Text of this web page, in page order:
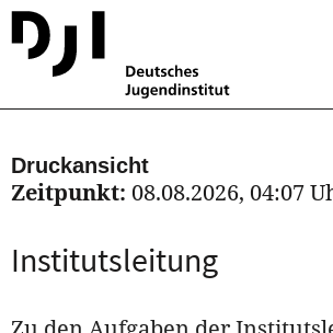
Druckansicht
Zeitpunkt: 08.08.2026, 04:07
Institutsleitung